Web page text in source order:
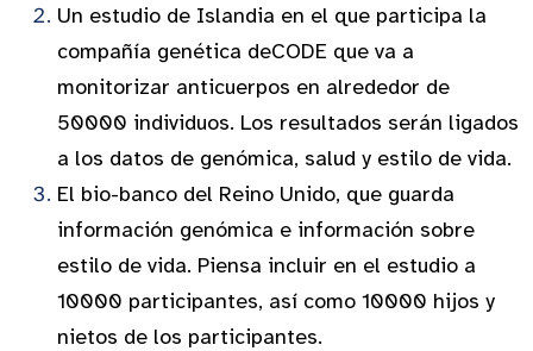
Un estudio de Islandia en el que participa la
compañía genética deCODE que va a
monitorizar anticuerpos en alrededor de
50000 individuos. Los resultados serán ligados
a los datos de genómica, salud y estilo de vida.
El bio-banco del Reino Unido, que guarda
información genómica e información sobre
estilo de vida. Piensa incluir en el estudio a
10000 participantes, así como 10000 hijos y
nietos de los participantes.